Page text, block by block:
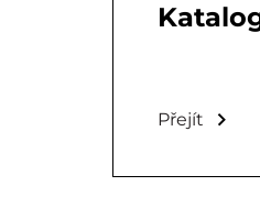
Přejít